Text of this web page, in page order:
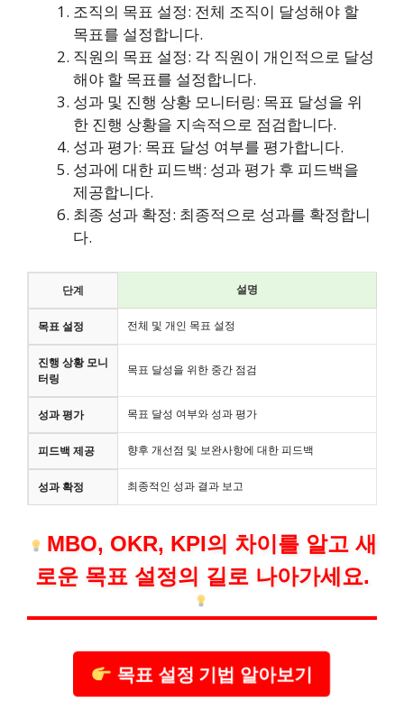
조직의 목표 설정: 전체 조직이 달성해야 할
목표를 설정합니다.
직원의 목표 설정: 각 직원이 개인적으로 달성
해야 할 목표를 설정합니다.
성과 및 진행 상황 모니터링: 목표 달성을 위
한 진행 상황을 지속적으로 점검합니다.
성과 평가: 목표 달성 여부를 평가합니다.
성과에 대한 피드백: 성과 평가 후 피드백을
제공합니다.
최종 성과 확정: 최종적으로 성과를 확정합니
다.
단계 설명
목표 설정 전체 및 개인 목표 설정
진행 상황 모니
터링
목표 달성을 위한 중간 점검
성과 평가 목표 달성 여부와 성과 평가
피드백 제공 향후 개선점 및 보완사항에 대한 피드백
성과 확정 최종적인 성과 결과 보고
MBO, OKR, KPI의 차이를 알고 새
로운 목표 설정의 길로 나아가세요.
목표 설정 기법 알아보기